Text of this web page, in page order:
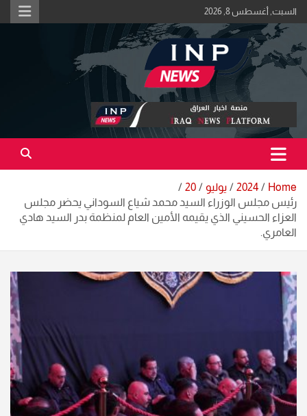
Skip
to
content
السبت, أغسطس 8, 2026
منصة اخبار العراق
اكبر منصة خبرية في العراق | #الحقيقة_اولاً
Home
2024 يوليو
20
رئيس مجلس الوزراء السيد محمد شياع السوداني يحضر مجلس
العزاء الحسيني الذي يقيمه الأمين العام لمنظمة بدر السيد هادي
العامري.